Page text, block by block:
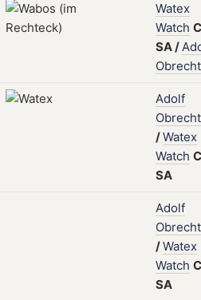
Watex
Watch
SA/
Obrecht
Adolf
Obrecht
/Watex
Watch
SA
Adolf
Obrecht
/Watex
Watch
SA